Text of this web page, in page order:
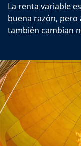
La renta variable
buena razón, pero
también cambian